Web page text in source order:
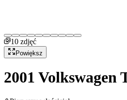
10 zdjęć
Powiększ
2001 Volkswagen